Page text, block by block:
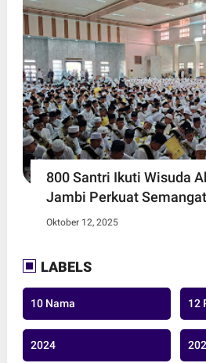
800 Santri Ikuti Wisuda
Jambi Perkuat
Oktober 12, 2025
LABELS
10 Nama 12
2024